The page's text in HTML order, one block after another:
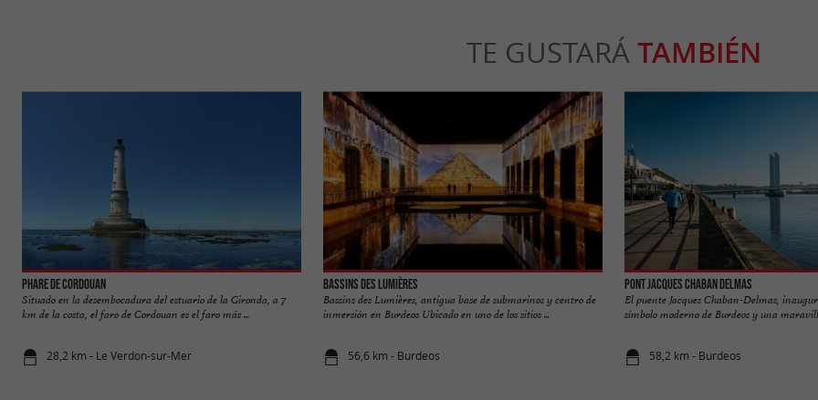
TE GUSTARÁTAMBIÉN
Phare de Cordouan
Situado en la desembocadura del estuario de la Gironda, a 7
km de la costa, el faro de Cordouan es el faro más ...
28,2 km - Le Verdon-sur-Mer
Bassins des Lumières
Bassins des Lumières, antigua base de submarinos y centro de
inmersión en Burdeos Ubicado en uno de los sitios ...
56,6 km - Burdeos
Pont Jacques Chaban Delmas
El puente Jacques Chaban-Delmas,
símbolo moderno de Burdeos y una
58,2 km - Burdeos